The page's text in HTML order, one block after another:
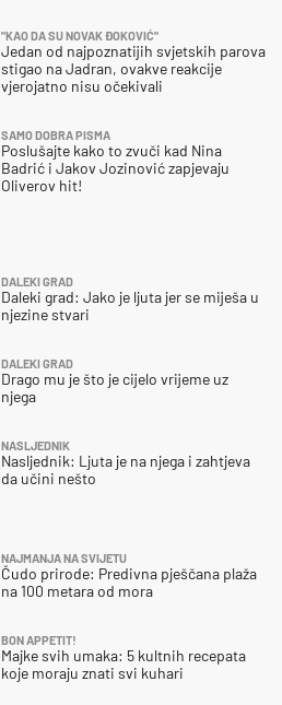
"KAO DA SU NOVAK ĐOKOVIĆ"
Jedan od najpoznatijih svjetskih parova
stigao na Jadran, ovakve reakcije
vjerojatno nisu očekivali
SAMO DOBRA PISMA
Poslušajte kako to zvuči kad Nina
Badrić i Jakov Jozinović zapjevaju
Oliverov hit!
DALEKI GRAD
Daleki grad: Jako je ljuta jer se miješa u
njezine stvari
DALEKI GRAD
Drago mu je što je cijelo vrijeme uz
njega
NASLJEDNIK
Nasljednik: Ljuta je na njega i zahtjeva
da učini nešto
NAJMANJA NA SVIJETU
Čudo prirode: Predivna pješčana plaža
na 100 metara od mora
BON APPETIT!
Majke svih umaka: 5 kultnih recepata
koje moraju znati svi kuhari